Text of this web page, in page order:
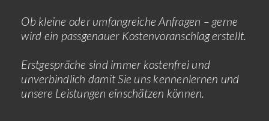
Ob kleine oder umfangreiche Anfragen – gerne
wird ein passgenauer Kostenvoranschlag erstellt.
Erstgespräche sind immer kostenfrei und
unverbindlich damit Sie uns kennenlernen und
unsere Leistungen einschätzen können.